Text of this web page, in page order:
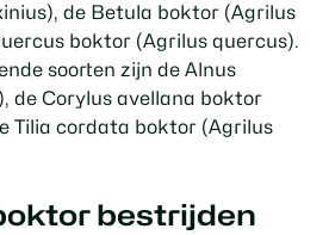
de Betula boktor (Agrilus
boktor (Agrilus quercus).
soorten zijn de Alnus
de Corylus avellana boktor
Tilia cordata boktor (Agrilus
bestrijden